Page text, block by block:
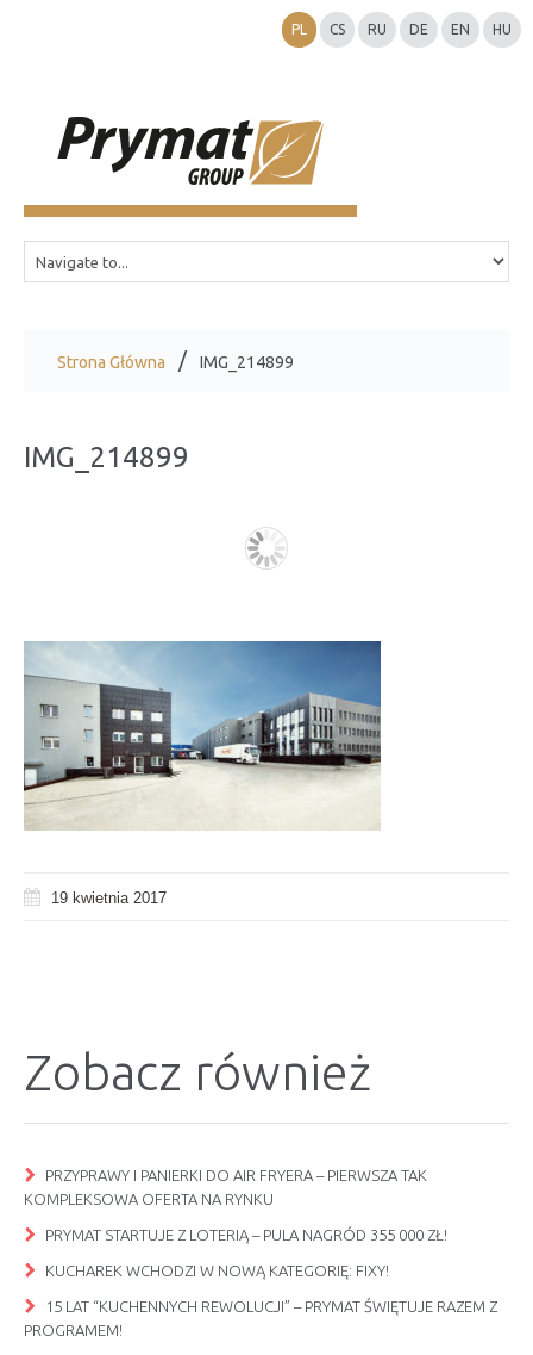
PL CS RU DE EN HU
Strona Główna IMG_214899
IMG_214899
19 kwietnia 2017
Zobacz również
PRZYPRAWY I PANIERKI DO AIR FRYERA – PIERWSZA TAK
KOMPLEKSOWA OFERTA NA RYNKU
PRYMAT STARTUJE Z LOTERIĄ – PULA NAGRÓD 355 000 ZŁ!
KUCHAREK WCHODZI W NOWĄ KATEGORIĘ: FIXY!
15 LAT “KUCHENNYCH REWOLUCJI” – PRYMAT ŚWIĘTUJE RAZEM Z
PROGRAMEM!